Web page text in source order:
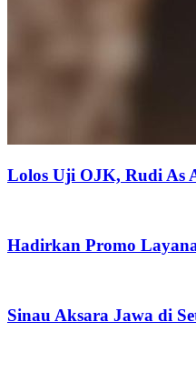
Lolos Uji OJK, Rudi As
Hadirkan Promo
Sinau Aksara Jawa di